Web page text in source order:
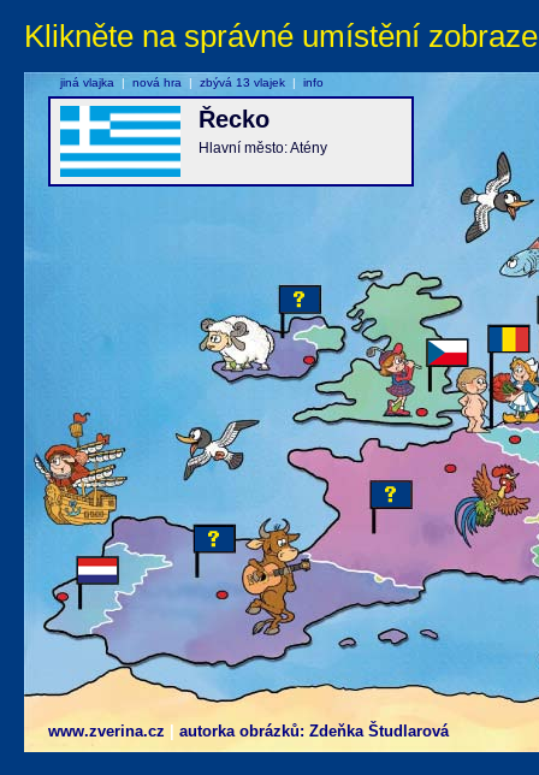
Klikněte na správné umístění
www.zverina.cz autorka obrázků: Zdeňka Študlarová
Řecko
Hlavní město: Atény
jiná vlajka | nová hra | zbývá 13 vlajek | info